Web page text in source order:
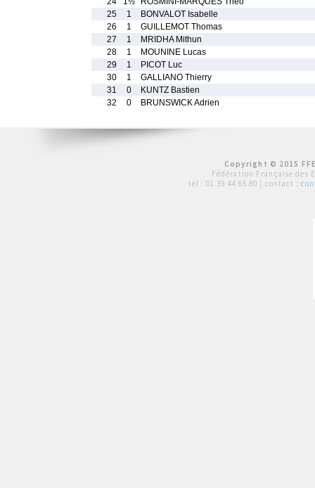
25
1
BONVALOT Isabelle
26
1
GUILLEMOT Thomas
27
1
MRIDHA Mithun
28
1
MOUNINE Lucas
29
1
PICOT Luc
30
1
GALLIANO Thierry
31
0
KUNTZ Bastien
32
0 BRUNSWICK Adrien
Copyright © 2015
Fédération Française des
tél : 01 39 44 65 80 | contact :